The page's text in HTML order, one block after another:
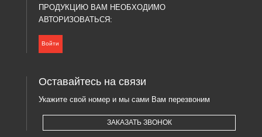
ПРОДУКЦИЮ ВАМ НЕОБХОДИМО
АВТОРИЗОВАТЬСЯ:
Войти
Оставайтесь на связи
Укажите свой номер и мы сами Вам перезвоним
ЗАКАЗАТЬ ЗВОНОК